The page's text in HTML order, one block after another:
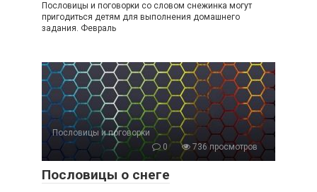
Пословицы и поговорки со словом снежинка могут
пригодиться детям для выполнения домашнего
задания. Февраль
Пословицы и поговорки
0
736 просмотров
Пословицы о снеге